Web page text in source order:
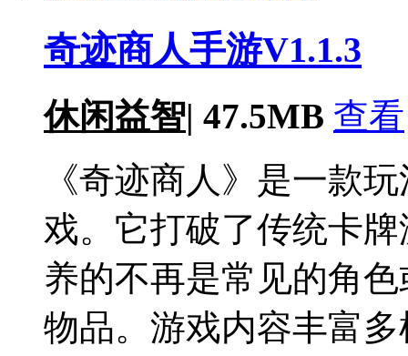
奇迹商人手游V1.1.3
休闲益智| 47.5MB 查看
《奇迹商人》是一款
戏。它打破了传统卡
养的不再是常见的角
物品。游戏内容丰富